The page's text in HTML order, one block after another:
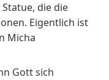
die die
Eigentlich ist
Micha
Gott sich